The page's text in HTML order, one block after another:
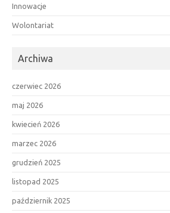
Innowacje
Wolontariat
Archiwa
czerwiec 2026
maj 2026
kwiecień 2026
marzec 2026
grudzień 2025
listopad 2025
październik 2025